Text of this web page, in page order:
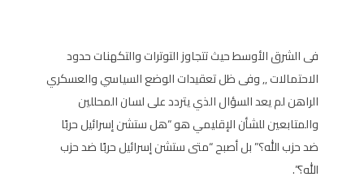
فى الشرق الأوسط حيث تتجاوز التوترات والتكهنات حدود
الاحتمالات ,, وفى ظل تعقيدات الوضع السياسي والعسكري
الراهن لم يعد السؤال الذي يتردد على لسان المحللين
والمتابعين للشأن الإقليمي هو “هل ستشن إسرائيل حربًا
ضد حزب الله؟” بل أصبح “متى ستشن إسرائيل حربًا ضد حزب
الله؟”.